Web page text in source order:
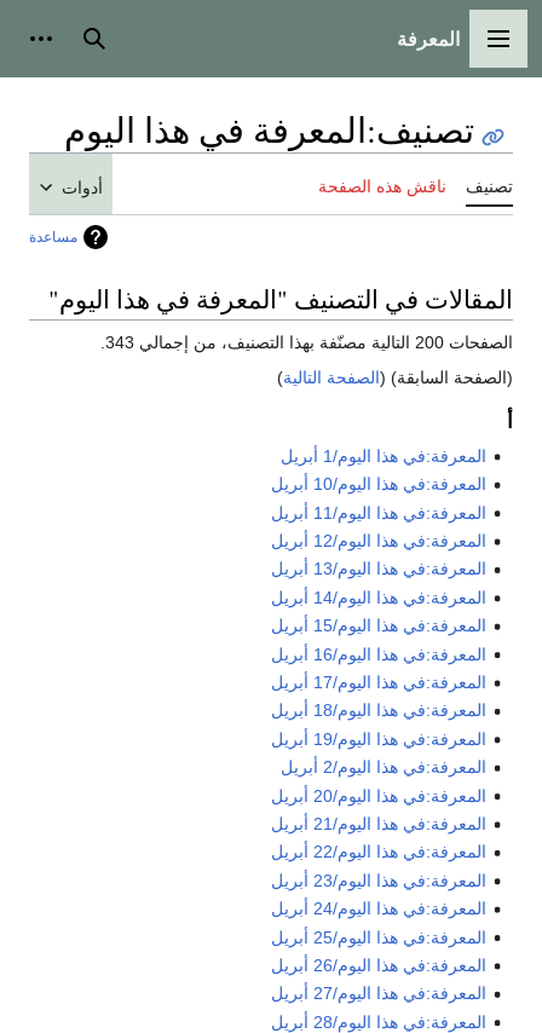
القائمة الرئيسية
المعرفة بحث
تصنيف:المعرفة في هذا اليوم
تصنيف ناقش هذه الصفحة أدوات
مساعدة
المقالات في التصنيف "المعرفة في هذا اليوم"
الصفحات 200 التالية مصنّفة بهذا التصنيف، من إجمالي 343.
(الصفحة السابقة) (الصفحة التالية)
المعرفة:في هذا اليوم/1 أبريل
المعرفة:في هذا اليوم/10 أبريل
المعرفة:في هذا اليوم/11 أبريل
المعرفة:في هذا اليوم/12 أبريل
المعرفة:في هذا اليوم/13 أبريل
المعرفة:في هذا اليوم/14 أبريل
المعرفة:في هذا اليوم/15 أبريل
المعرفة:في هذا اليوم/16 أبريل
المعرفة:في هذا اليوم/17 أبريل
المعرفة:في هذا اليوم/18 أبريل
المعرفة:في هذا اليوم/19 أبريل
المعرفة:في هذا اليوم/2 أبريل
المعرفة:في هذا اليوم/20 أبريل
المعرفة:في هذا اليوم/21 أبريل
المعرفة:في هذا اليوم/22 أبريل
المعرفة:في هذا اليوم/23 أبريل
المعرفة:في هذا اليوم/24 أبريل
المعرفة:في هذا اليوم/25 أبريل
المعرفة:في هذا اليوم/26 أبريل
المعرفة:في هذا اليوم/27 أبريل
المعرفة:في هذا اليوم/28 أبريل